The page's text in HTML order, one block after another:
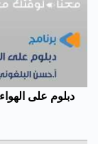
دبلوم على